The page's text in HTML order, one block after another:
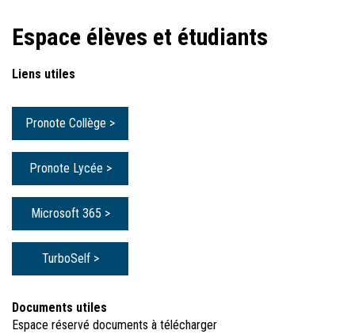
Espace élèves et étudiants
Liens utiles
Pronote Collège >
Pronote Lycée >
Microsoft 365 >
TurboSelf >
Documents utiles
Espace réservé documents à télécharger